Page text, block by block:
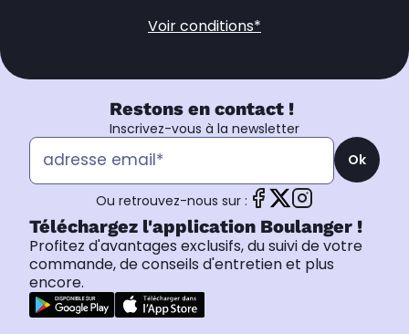
Voir conditions*
Restons en contact !
Inscrivez-vous à la newsletter
Ok
Ou retrouvez-nous sur :
Téléchargez l'application Boulanger !
Profitez d'avantages exclusifs, du suivi de votre
commande, de conseils d'entretien et plus
encore.